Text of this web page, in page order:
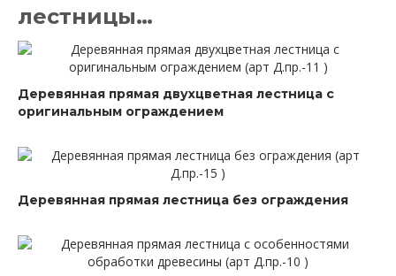
лестницы…
Деревянная прямая двухцветная лестница с
оригинальным ограждением
Деревянная прямая лестница без ограждения